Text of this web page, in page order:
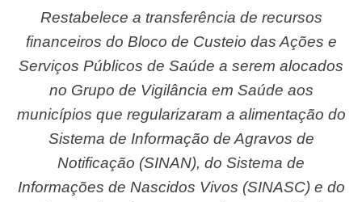
Restabelece a transferência de recursos
financeiros do Bloco de Custeio das Ações e
Serviços Públicos de Saúde a serem alocados
no Grupo de Vigilância em Saúde aos
municípios que regularizaram a alimentação do
Sistema de Informação de Agravos de
Notificação (SINAN), do Sistema de
Informações de Nascidos Vivos (SINASC) e do